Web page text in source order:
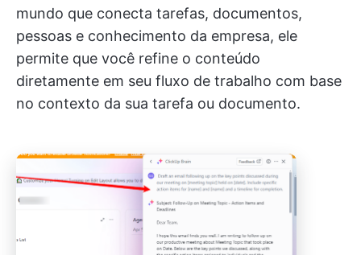
mundo que conecta tarefas, documentos,
pessoas e conhecimento da empresa, ele
permite que você refine o conteúdo
diretamente em seu fluxo de trabalho com base
no contexto da sua tarefa ou documento.